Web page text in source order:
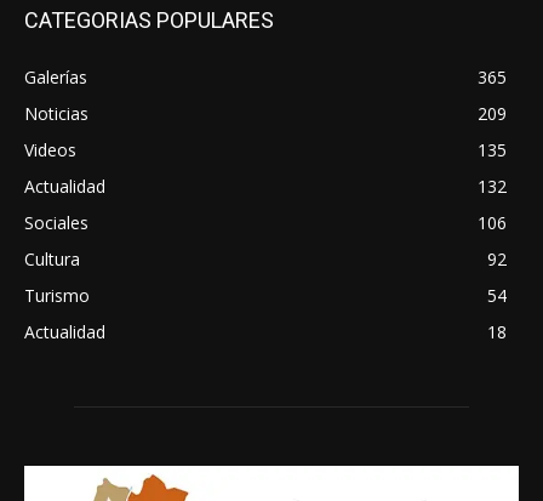
CATEGORIAS POPULARES
Galerías
365
Noticias
209
Videos
135
Actualidad
132
Sociales
106
Cultura
92
Turismo
54
Actualidad
18